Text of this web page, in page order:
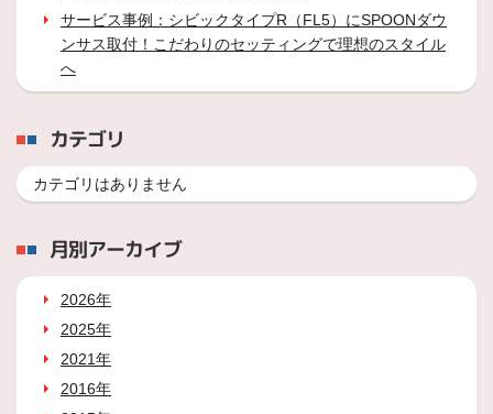
サービス事例：シビックタイプR（FL5）にSPOONダウ
ンサス取付！こだわりのセッティングで理想のスタイル
へ
カテゴリ
カテゴリはありません
月別アーカイブ
2026年
2025年
2021年
2016年